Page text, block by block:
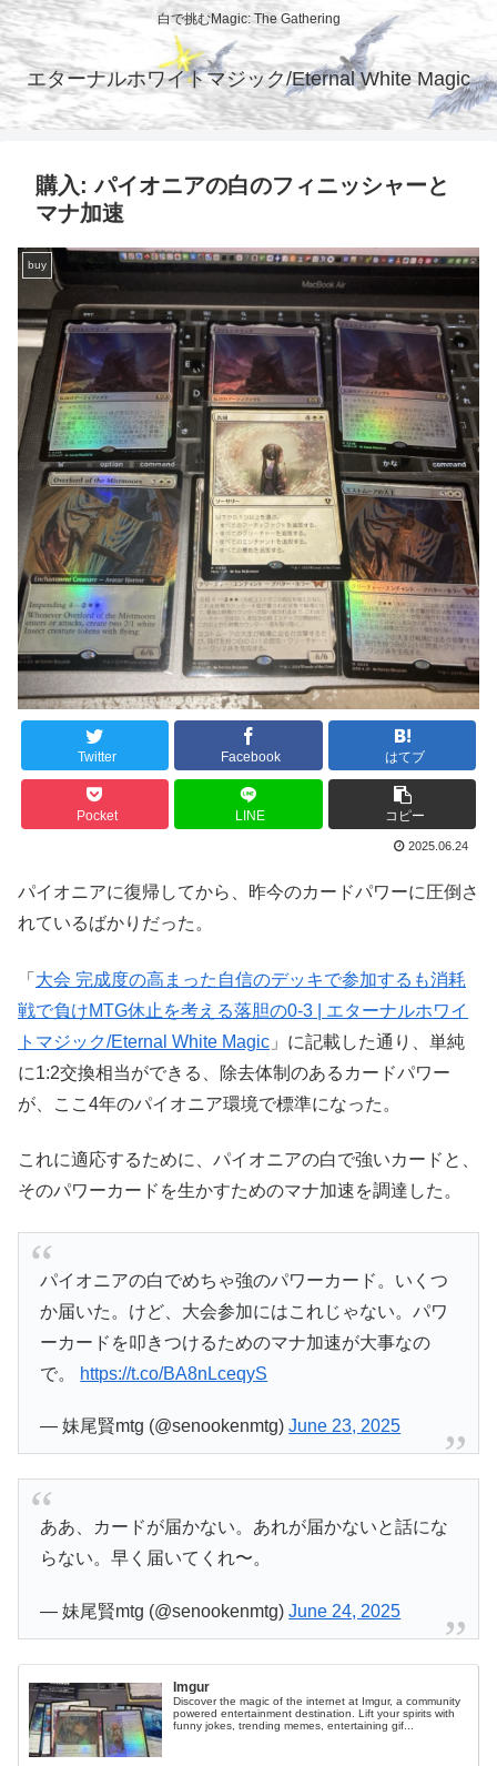
白で挑むMagic: The Gathering
エターナルホワイトマジック/Eternal White Magic
購入: パイオニアの白のフィニッシャーと
マナ加速
buy
Twitter Facebook はてブ
Pocket LINE コピー
2025.06.24
パイオニアに復帰してから、昨今のカードパワーに圧倒さ
れているばかりだった。
「 大会 完成度の高まった自信のデッキで参加するも消耗
戦で負けMTG休止を考える落胆の0-3 | エターナルホワイ
トマジック/Eternal White Magic 」に記載した通り、単純
に1:2交換相当ができる、除去体制のあるカードパワー
が、ここ4年のパイオニア環境で標準になった。
これに適応するために、パイオニアの白で強いカードと、
そのパワーカードを生かすためのマナ加速を調達した。
パイオニアの白でめちゃ強のパワーカード。いくつ
か届いた。けど、大会参加にはこれじゃない。パワ
ーカードを叩きつけるためのマナ加速が大事なの
で。
https://t.co/BA8nLceqyS
— 妹尾賢mtg (@senookenmtg)June 23, 2025
ああ、カードが届かない。あれが届かないと話にな
らない。早く届いてくれ〜。
— 妹尾賢mtg (@senookenmtg)June 24, 2025
Imgur
Discover the magic of the internet at Imgur, a community
powered entertainment destination. Lift your spirits with
funny jokes, trending memes, entertaining gif...